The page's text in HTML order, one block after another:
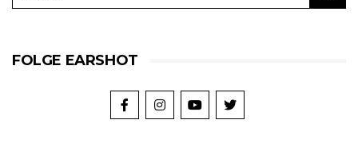
FOLGE EARSHOT